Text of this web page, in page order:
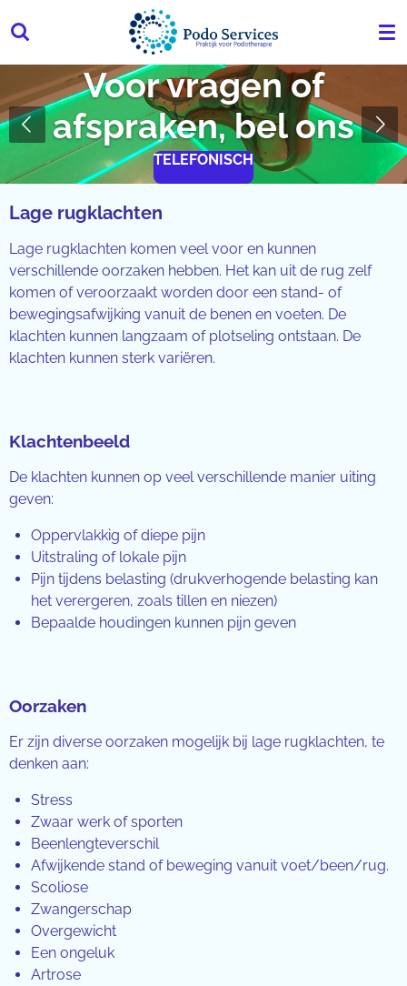
direct
naar
hoofdinhoud
Voor vragen of
afspraken, bel ons
TELEFONISCH
Lage rugklachten
Lage rugklachten komen veel voor en kunnen
verschillende oorzaken hebben. Het kan uit de rug zelf
komen of veroorzaakt worden door een stand- of
bewegingsafwijking vanuit de benen en voeten. De
klachten kunnen langzaam of plotseling ontstaan. De
klachten kunnen sterk variëren.
Klachtenbeeld
De klachten kunnen op veel verschillende manier uiting
geven:
Oppervlakkig of diepe pijn
Uitstraling of lokale pijn
Pijn tijdens belasting (drukverhogende belasting kan
het verergeren, zoals tillen en niezen)
Bepaalde houdingen kunnen pijn geven
Oorzaken
Er zijn diverse oorzaken mogelijk bij lage rugklachten, te
denken aan:
Stress
Zwaar werk of sporten
Beenlengteverschil
Afwijkende stand of beweging vanuit voet/been/rug.
Scoliose
Zwangerschap
Overgewicht
Een ongeluk
Artrose